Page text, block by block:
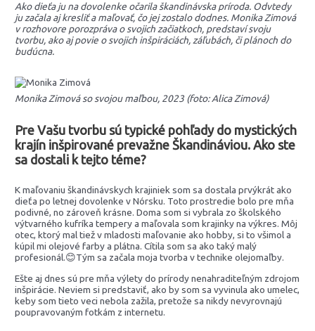
Ako dieťa ju na dovolenke očarila škandinávska príroda. Odvtedy
ju začala aj kresliť a maľovať, čo jej zostalo dodnes. Monika Zimová
v rozhovore porozpráva o svojich začiatkoch, predstaví svoju
tvorbu, ako aj povie o svojich inšpiráciách, záľubách, či plánoch do
budúcna.
Monika Zimová so svojou maľbou, 2023 (foto: Alica Zimová)
Pre Vašu tvorbu sú typické pohľady do mystických
krajín inšpirované prevažne Škandináviou. Ako ste
sa dostali k tejto téme?
K maľovaniu škandinávskych krajiniek som sa dostala prvýkrát ako
dieťa po letnej dovolenke v Nórsku. Toto prostredie bolo pre mňa
podivné, no zároveň krásne. Doma som si vybrala zo školského
výtvarného kufríka tempery a maľovala som krajinky na výkres. Môj
otec, ktorý mal tiež v mladosti maľovanie ako hobby, si to všimol a
kúpil mi olejové farby a plátna. Cítila som sa ako taký malý
profesionál.😊Tým sa začala moja tvorba v technike olejomaľby.
Ešte aj dnes sú pre mňa výlety do prírody nenahraditeľným zdrojom
inšpirácie. Neviem si predstaviť, ako by som sa vyvinula ako umelec,
keby som tieto veci nebola zažila, pretože sa nikdy nevyrovnajú
poupravovaným fotkám z internetu.